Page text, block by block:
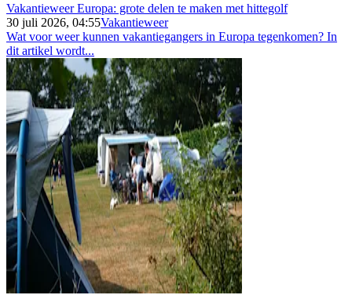
Vakantieweer Europa: grote delen te maken met hittegolf
30 juli 2026, 04:55Vakantieweer
Wat voor weer kunnen vakantiegangers in Europa tegenkomen? In
dit artikel wordt...